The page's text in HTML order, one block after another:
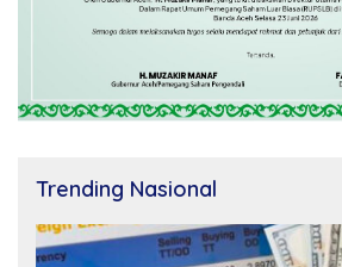
Trending Nasional